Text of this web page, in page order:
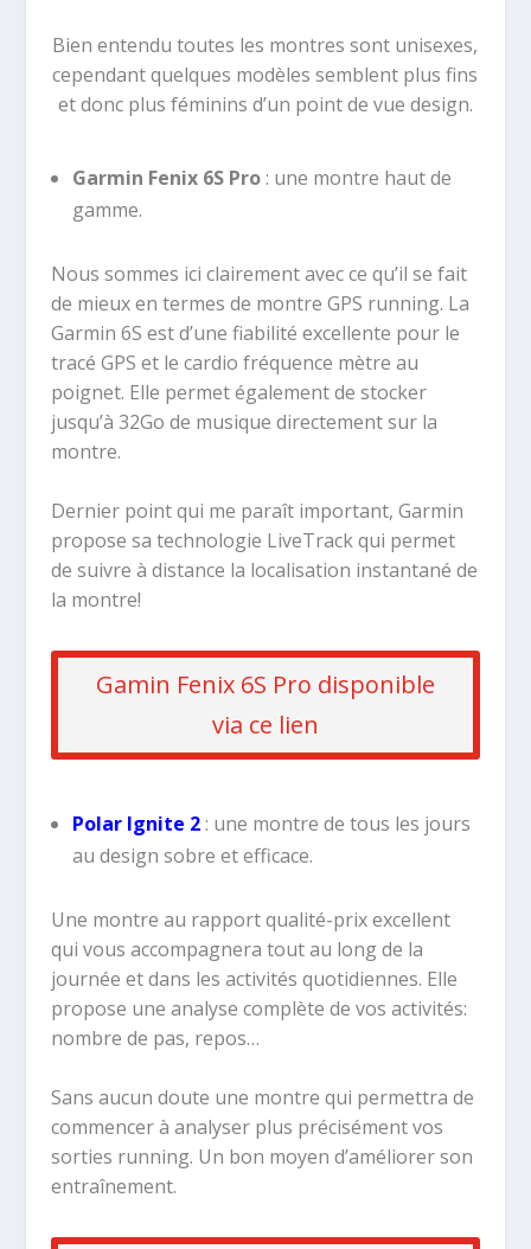
Bien entendu toutes les montres sont unisexes,
cependant quelques modèles semblent plus fins
et donc plus féminins d’un point de vue design.
Garmin Fenix 6S Pro: une montre haut de
gamme.
Nous sommes ici clairement avec ce qu’il se fait
de mieux en termes de montre GPS running. La
Garmin 6S est d’une fiabilité excellente pour le
tracé GPS et le cardio fréquence mètre au
poignet. Elle permet également de stocker
jusqu’à 32Go de musique directement sur la
montre.
Dernier point qui me paraît important, Garmin
propose sa technologie LiveTrack qui permet
de suivre à distance la localisation instantané de
la montre!
Gamin Fenix 6S Pro disponible
via ce lien
Polar Ignite 2: une montre de tous les jours
au design sobre et efficace.
Une montre au rapport qualité-prix excellent
qui vous accompagnera tout au long de la
journée et dans les activités quotidiennes. Elle
propose une analyse complète de vos activités:
nombre de pas, repos…
Sans aucun doute une montre qui permettra de
commencer à analyser plus précisément vos
sorties running. Un bon moyen d’améliorer son
entraînement.